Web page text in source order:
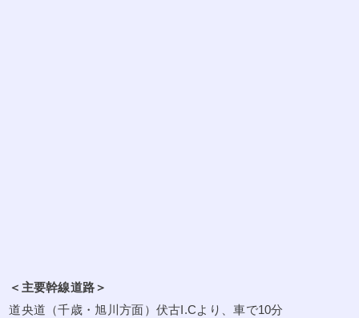
＜主要幹線道路＞
道央道（千歳・旭川方面）伏古I.Cより、車で10分